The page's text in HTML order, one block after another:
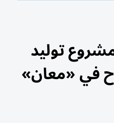
توليد
في «معان»